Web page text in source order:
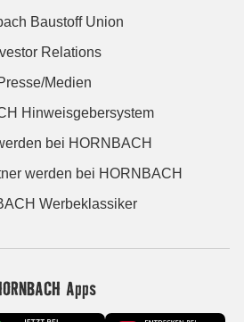
Baustoff Union
Relations
Medien
Hinweisgebersystem
bei HORNBACH
werden bei HORNBACH
Werbeklassiker
Apps